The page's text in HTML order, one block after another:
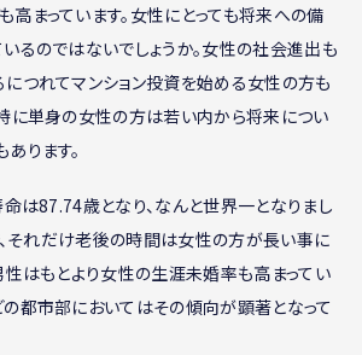
まっています。女性にとっても将来への備
るのではないでしょうか。女性の社会進出も
つれてマンション投資を始める女性の方も
に単身の女性の方は若い内から将来につい
ります。
は87.74歳となり、なんと世界一となりまし
それだけ老後の時間は女性の方が長い事に
性はもとより女性の生涯未婚率も高まってい
の都市部においてはその傾向が顕著となって